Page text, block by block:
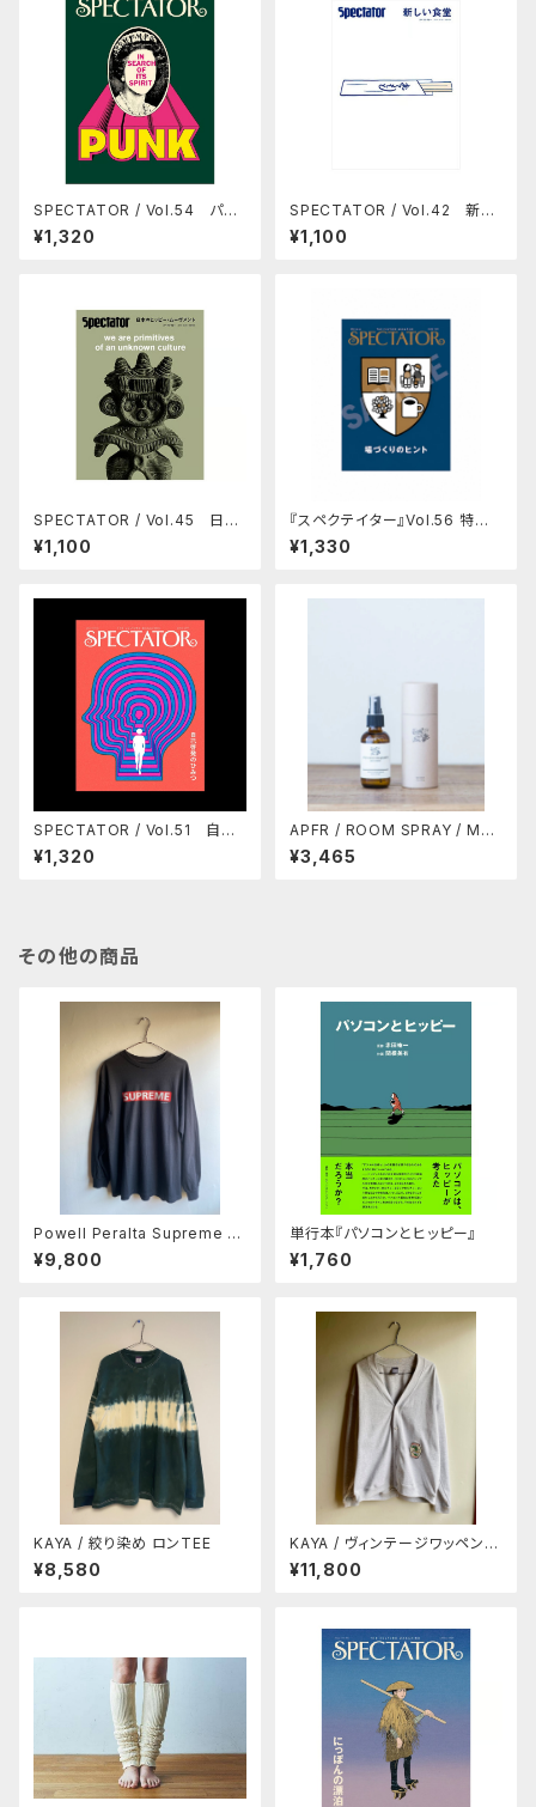
SPECTATOR / Vol.54 パン
クの正体
¥1,320
SPECTATOR / Vol.42 新し
い食堂
¥1,100
SPECTATOR / Vol.45 日本
のヒッピー・ムーヴメント
¥1,100
『スペクテイター』Vol.56 特集：
場づくりのヒント
¥1,330
SPECTATOR / Vol.51 自己
啓発のひみつ
¥1,320
APFR / ROOM SPRAY / MO
SS SWAMP (10%OFF)
¥3,465
その他の商品
Powell Peralta Supreme L/
S T-shirt - Black
¥9,800
単行本『パソコンとヒッピー』
¥1,760
KAYA / 絞り染め ロンTEE
¥8,580
KAYA / ヴィンテージワッペン付
きカーディガン
¥11,800